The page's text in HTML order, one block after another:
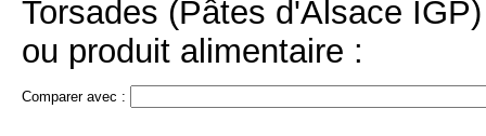
Torsades (Pâtes d'Alsace
ou produit alimentaire :
Comparer avec :